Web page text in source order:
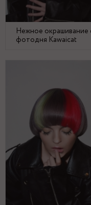
Нежное окрашивание
фотодня Kawaicat